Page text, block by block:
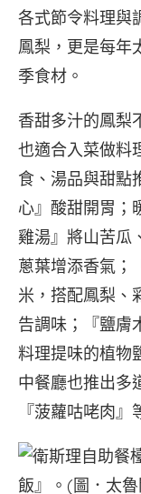
各式節令料理與
鳳梨，更是每年
季食材。
香甜多汁的鳳梨
也適合入菜做料
食、湯品與甜點
心』酸甜開胃；
雞湯』將山苦瓜
蔥葉增添香氣；
米，搭配鳳梨、
告調味；『鹽膚
料理提味的植物
中餐廳也推出多
『菠蘿咕咾肉』